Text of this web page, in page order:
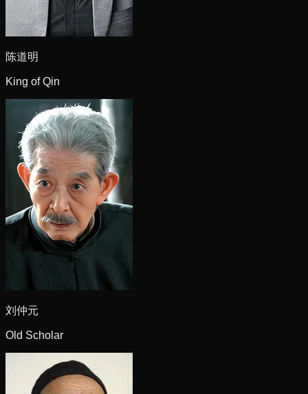
陈道明
King of Qin
刘仲元
Old Scholar